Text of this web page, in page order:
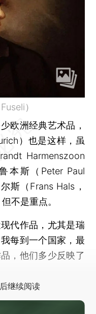
）
洲经典艺术品，
）也是这样，虽
Harmenszoon
本斯（Peter Paul
斯（Frans Hals，
不是重点。
代作品，尤其是瑞
每到一个国家，最
，他们多少反映了
继续阅读